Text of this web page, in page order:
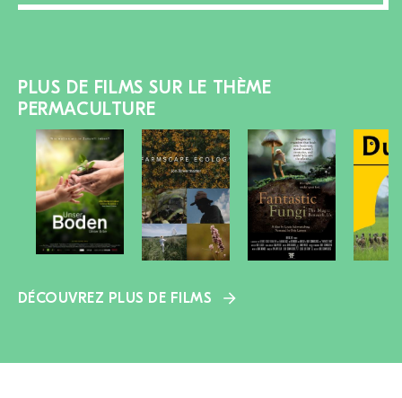
PLUS DE FILMS SUR LE THÈME
PERMACULTURE
DÉCOUVREZ PLUS DE FILMS